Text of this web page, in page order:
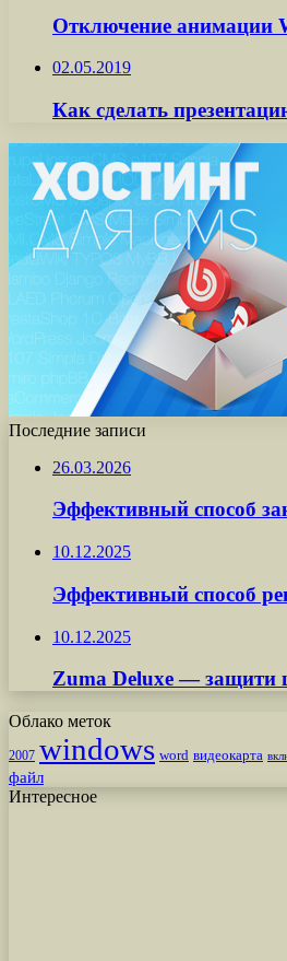
Отключение анимации
02.05.2019
Как сделать
Последние записи
26.03.2026
Эффективный способ
10.12.2025
Эффективный способ
10.12.2025
Zuma Deluxe — защити
Облако меток
2007 windows word видеокарта
файл
Интересное